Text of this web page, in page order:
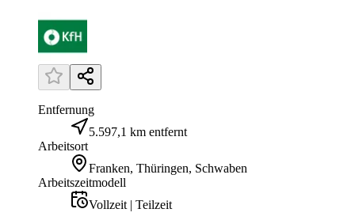
Entfernung
5.597,1 km entfernt
Arbeitsort
Franken, Thüringen, Schwaben
Arbeitszeitmodell
Vollzeit | Teilzeit